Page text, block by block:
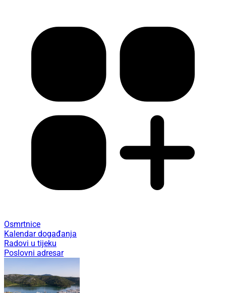
Osmrtnice
Kalendar događanja
Radovi u tijeku
Poslovni adresar